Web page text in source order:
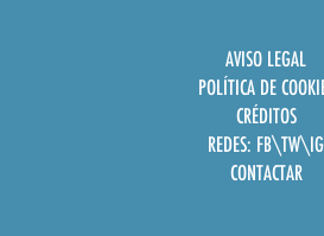
AVISO LEGAL
POLÍTICA DE
CRÉDITOS
REDES: FB\TW\IG
CONTACTAR